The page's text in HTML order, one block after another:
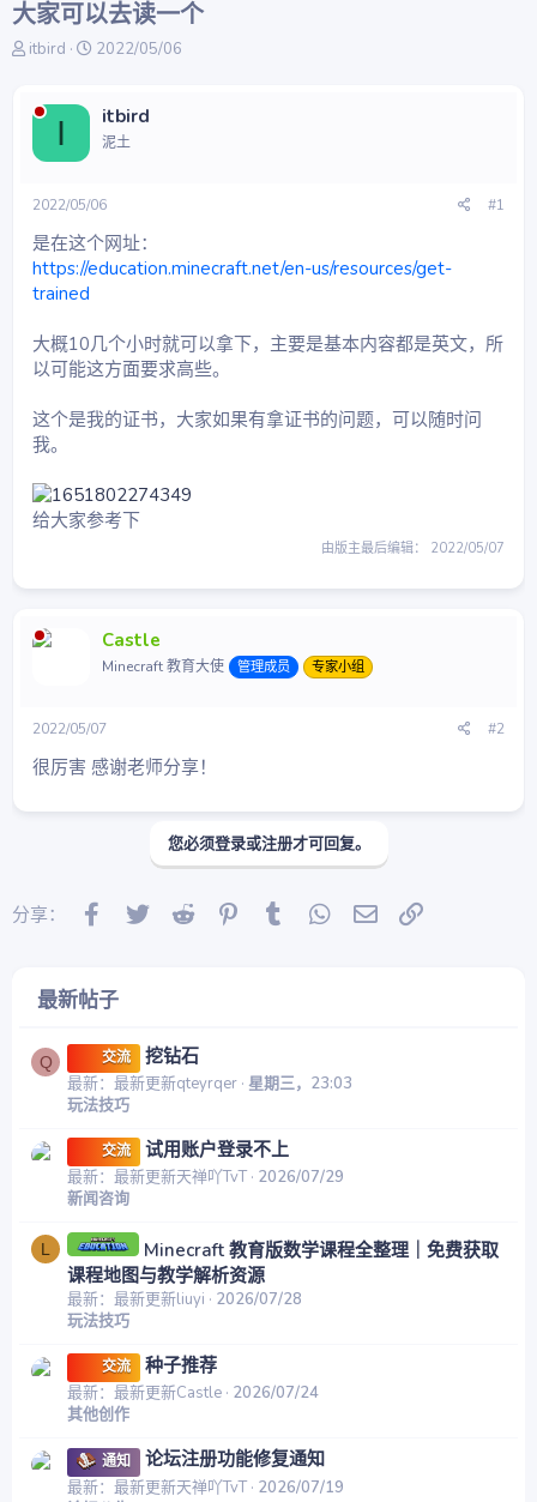
大家可以去读一个
主
起
itbird
开
间
2022/05/06
I itbird
泥土
2022/05/06 #1
是在这个网址：
https://education.minecraft.net/en-us/resources/get-
trained
大概10几个小时就可以拿下，主要是基本内容都是英文，所
以可能这方面要求高些。
这个是我的证书，大家如果有拿证书的问题，可以随时问
我。
给大家参考下
由版主最后编辑： 2022/05/07
Castle
Minecraft 教育大使 管理成员 专家小组
2022/05/07 #2
很厉害 感谢老师分享！
您必须登录或注册才可回复。
分享： Facebook
Twitter Reddit PinterestTumblr WhatsApp
邮件
最新帖子
Q 交流 挖钻石
最新：最新更新qteyrqer 星期三，23:03
玩法技巧
交流 试用账户登录不上
最新：最新更新天禅吖TvT 2026/07/29
新闻咨询
L
Minecraft 教育版数学课程全整理｜免费获取
课程地图与教学解析资源
最新：最新更新liuyi
2026/07/28
玩法技巧
交流 种子推荐
最新：最新更新Castle 2026/07/24
其他创作
通知 论坛注册功能修复通知
最新：最新更新天禅吖TvT 2026/07/19